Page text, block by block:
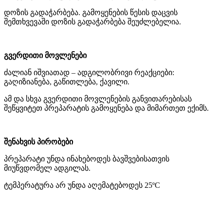
დოზის გადაჭარბება. გამოყენების წესის დაცვის
შემთხვევაში დოზის გადაჭარბება შეუძლებელია.
გვერდითი მოვლენები
ძალიან იშვიათად – ადგილობრივი რეაქციები:
გაღიზიანება, გაწითლება, ქავილი.
ამ და სხვა გვერდითი მოვლენების განვითარებისას
შეწყვიტეთ პრეპარატის გამოყენება და მიმართეთ ექიმს.
შენახვის პირობები
პრეპარატი უნდა ინახებოდეს ბავშვებისათვის
მიუწვდომელ ადგილას.
ტემპერატურა არ უნდა აღემატებოდეს 25ºC